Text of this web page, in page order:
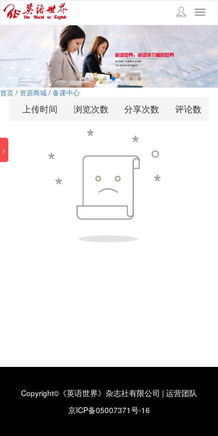
首页 / 资源商城 / 备课中心
>
上传时间 浏览次数 分享次数 评论数
Copyright©《英语世界》杂志社有限公司 | 运营团队
京ICP备05007371号-16